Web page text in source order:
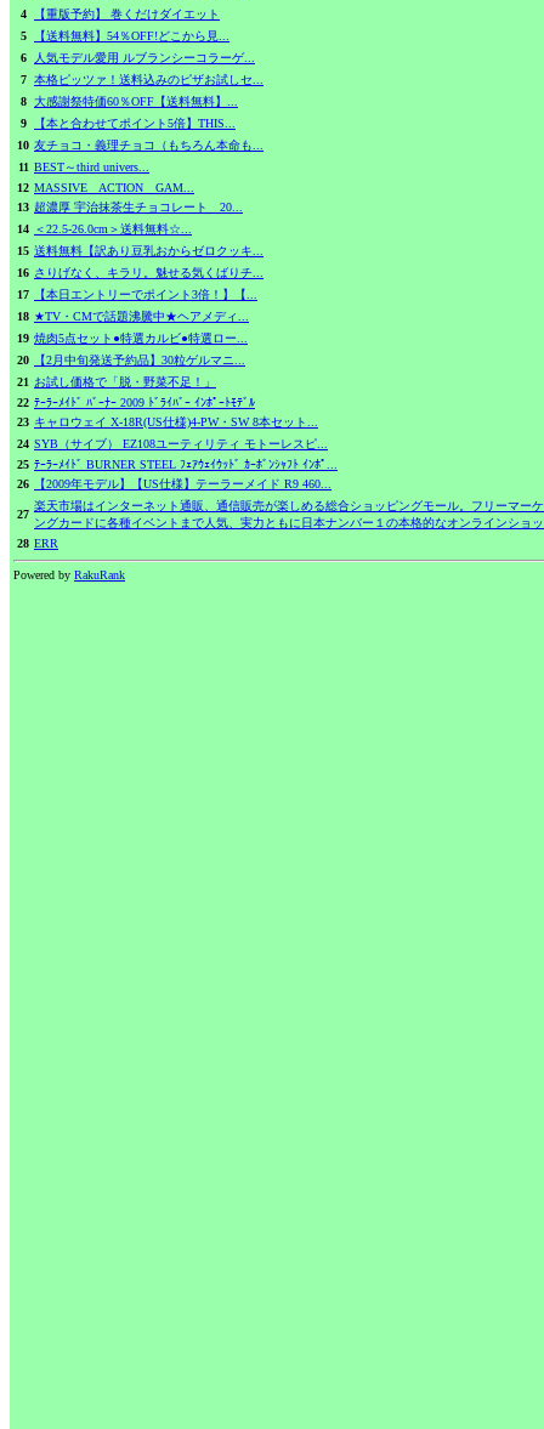
4
【重版予約】 巻くだけダイエット
5
【送料無料】54％OFF!どこから見...
6
人気モデル愛用 ルブランシーコラーゲ...
7 本格ピッツァ！送料込みのピザお試しセ...
8 大感謝祭特価60％OFF【送料無料】...
9
【本と合わせてポイント5倍】THIS...
10 友チョコ・義理チョコ（もちろん本命も...
11 BEST～third univers...
12 MASSIVE ACTION GAM...
13 超濃厚 宇治抹茶生チョコレート 20...
14 ＜22.5-26.0cm＞送料無料☆...
15 送料無料【訳あり豆乳おからゼロクッキ...
16 さりげなく、キラリ。魅せる気くばりチ...
17
【本日エントリーでポイント3倍！】【...
18 ★TV・CMで話題沸騰中★ヘアメディ...
19 焼肉5点セット●特選カルビ●特選ロー...
20
【2月中旬発送予約品】30粒ゲルマニ...
21 お試し価格で「脱・野菜不足！」
22 ﾃｰﾗｰﾒｲﾄﾞ ﾊﾞｰﾅｰ 2009 ﾄﾞﾗｲﾊﾞｰ ｲﾝﾎﾟｰﾄﾓﾃﾞﾙ
23 キャロウェイ X-18R(US仕様)4-PW・SW 8本セット...
24 SYB（サイブ） EZ108ユーティリティ モトーレスピ...
25 ﾃｰﾗｰﾒｲﾄﾞ BURNER STEEL ﾌｪｱｳｪｲｳｯﾄﾞ ｶｰﾎﾞﾝｼｬﾌﾄ ｲﾝﾎﾟ...
26
【2009年モデル】【US仕様】テーラーメイド R9 460...
27
楽天市場はインターネット通販、通信販売が楽しめる総合ショッピングモール。フリーマー
ングカードに各種イベントまで人気、実力ともに日本ナンバー１の本格的なオンラインショ
28 ERR
Powered by RakuRank